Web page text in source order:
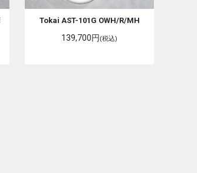
Tokai AST-101G OWH/R/MH
139,700円(税込)